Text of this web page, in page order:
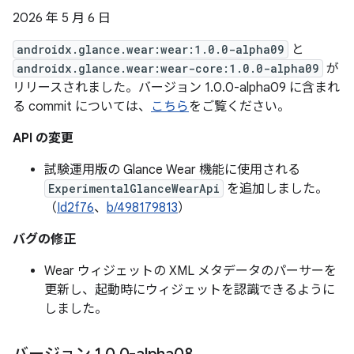
2026 年 5 月 6 日
androidx.glance.wear:wear:1.0.0-alpha09 と
androidx.glance.wear:wear-core:1.0.0-alpha09 が
リリースされました。バージョン 1.0.0-alpha09 に含まれ
る commit については、 こちらをご覧ください。
API の変更
試験運用版の Glance Wear 機能に使用される
ExperimentalGlanceWearApi を追加しました。
（Id2f76、 b/498179813）
バグの修正
Wear ウィジェットの XML メタデータのパーサーを
更新し、起動時にウィジェットを認識できるように
しました。